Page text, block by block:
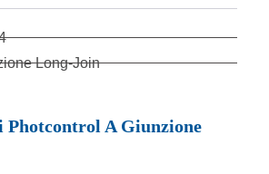
Long-Join
A Giunzione